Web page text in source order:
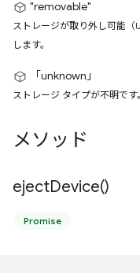
"removable"
ストレージが取り外し可能（
します。
「unknown」
ストレージ タイプが不明です。
メソッド
ejectDevice()
Promise